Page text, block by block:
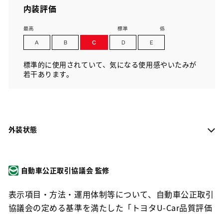
内装評価
標準的に使用されていて、気になる使用感やいたみが
若干あります。
外装状態
自動車公正取引協議会 監修
表示項目・方法・運用体制等について、自動車公正取引
協議会の定める基準を満たした「トヨタU-Car品質評価